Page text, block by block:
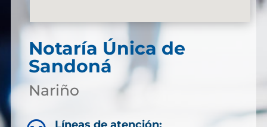
Notaría Única de
Sandoná
Nariño